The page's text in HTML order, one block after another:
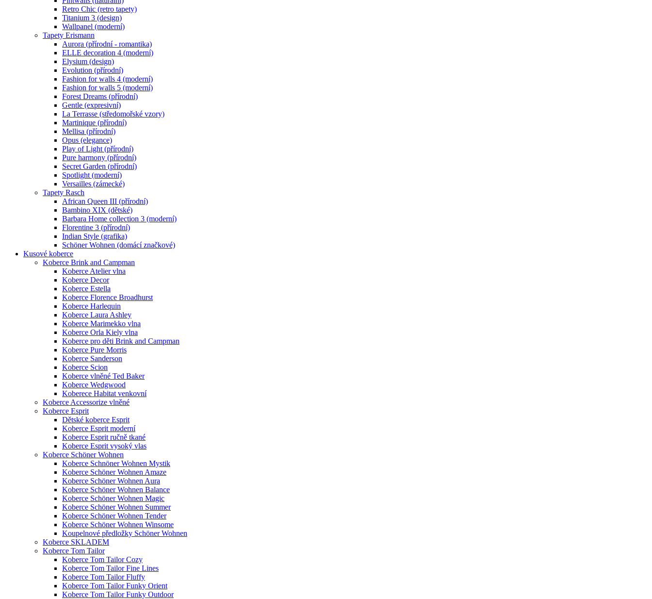
Retro Chic (retro tapety)
Titanium 3 (design)
Wallpanel (moderní)
Tapety Erismann
Aurora (přírodní - romantika)
ELLE decoration 4 (moderní)
Elysium (design)
Evolution (přírodní)
Fashion for walls 4 (moderní)
Fashion for walls 5 (moderní)
Forest Dreams (přírodní)
Gentle (expresivní)
La Terrasse (středomořské vzory)
Martinique (přírodní)
Mellisa (přírodní)
Opus (elegance)
Play of Light (přírodní)
Pure harmony (přírodní)
Secret Garden (přírodní)
Spotlight (moderní)
Versailles (zámecké)
Tapety Rasch
African Queen III (přírodní)
Bambino XIX (dětské)
Barbara Home collection 3 (moderní)
Florentine 3 (přírodní)
Indian Style (grafika)
Schöner Wohnen (domácí značkové)
Kusové koberce
Koberce Brink and Campman
Koberce Atelier vlna
Koberce Decor
Koberce Estella
Koberce Florence Broadhurst
Koberce Harlequin
Koberce Laura Ashley
Koberce Marimekko vlna
Koberce Orla Kiely vlna
Koberce pro děti Brink and Campman
Koberce Pure Morris
Koberce Sanderson
Koberce Scion
Koberce vlněné Ted Baker
Koberce Wedgwood
Koberece Habitat venkovní
Koberce Accessorize vlněné
Koberce Esprit
Dětské koberce Esprit
Koberce Esprit moderní
Koberce Esprit ručně tkané
Koberce Esprit vysoký vlas
Koberce Schöner Wohnen
Koberce Schnöner Wohnen Mystik
Koberce Schöner Wohnen Amaze
Koberce Schöner Wohnen Aura
Koberce Schöner Wohnen Balance
Koberce Schöner Wohnen Magic
Koberce Schöner Wohnen Summer
Koberce Schöner Wohnen Tender
Koberce Schöner Wohnen Winsome
Koupelnové předložky Schöner Wohnen
Koberce SKLADEM
Koberce Tom Tailor
Koberce Tom Tailor Cozy
Koberce Tom Tailor Fine Lines
Koberce Tom Tailor Fluffy
Koberce Tom Tailor Funky Orient
Koberce Tom Tailor Funky Outdoor